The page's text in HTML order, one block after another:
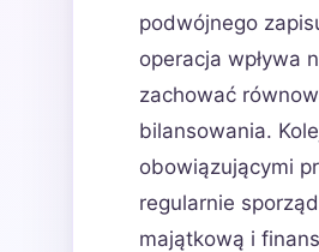
podwójnego
operacja wpływa
zachować
bilansowania.
obowiązującymi
regularnie
majątkową i